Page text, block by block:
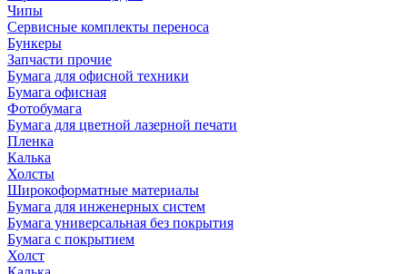
Чипы
Сервисные комплекты переноса
Бункеры
Запчасти прочие
Бумага для офисной техники
Бумага офисная
Фотобумага
Бумага для цветной лазерной печати
Пленка
Калька
Холсты
Широкоформатные материалы
Бумага для инженерных систем
Бумага универсальная без покрытия
Бумага с покрытием
Холст